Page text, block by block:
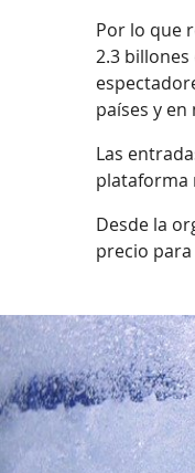
Por lo que
2.3
países y
Las
plataforma
Desde la
precio